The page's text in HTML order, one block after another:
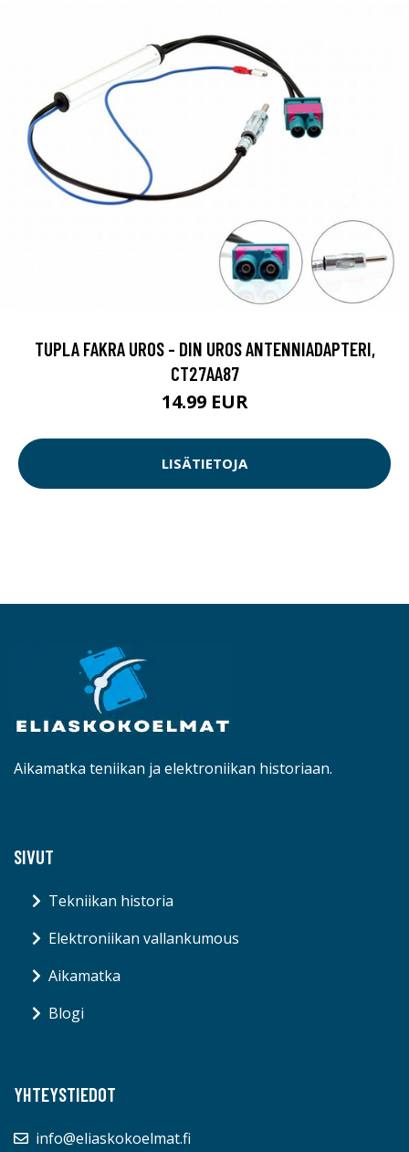
TUPLA FAKRA UROS - DIN UROS ANTENNIADAPTERI,
CT27AA87
14.99 EUR
LISÄTIETOJA
Aikamatka teniikan ja elektroniikan historiaan.
SIVUT
Tekniikan historia
Elektroniikan vallankumous
Aikamatka
Blogi
YHTEYSTIEDOT
info@eliaskokoelmat.fi